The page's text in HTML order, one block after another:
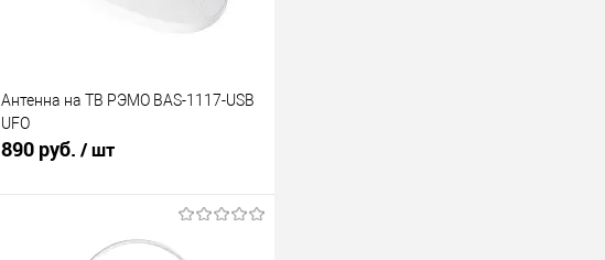
Антенна на ТВ РЭМО BAS-1117-USB
UFO
890 руб. / шт